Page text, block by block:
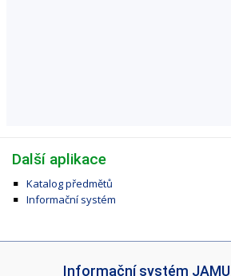
Další aplikace
Katalog předmětů
Informační systém
Informační systém JAMU